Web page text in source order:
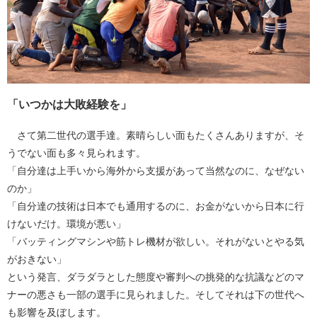
「いつかは大敗経験を」
さて第二世代の選手達。素晴らしい面もたくさんありますが、そ
うでない面も多々見られます。
「自分達は上手いから海外から支援があって当然なのに、なぜない
のか」
「自分達の技術は日本でも通用するのに、お金がないから日本に行
けないだけ。環境が悪い」
「バッティングマシンや筋トレ機材が欲しい。それがないとやる気
がおきない」
という発言、ダラダラとした態度や審判への挑発的な抗議などのマ
ナーの悪さも一部の選手に見られました。そしてそれは下の世代へ
も影響を及ぼします。